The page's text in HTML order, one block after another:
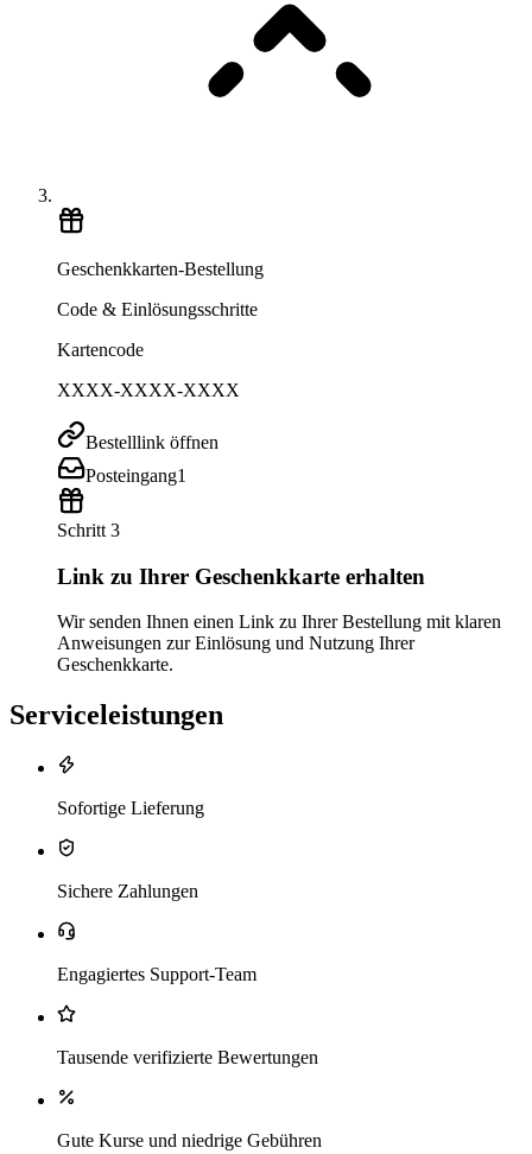
Geschenkkarten-Bestellung
Code & Einlösungsschritte
Kartencode
XXXX-XXXX-XXXX
Bestelllink öffnen
Posteingang1
Schritt 3
Link zu Ihrer Geschenkkarte erhalten
Wir senden Ihnen einen Link zu Ihrer Bestellung mit klaren
Anweisungen zur Einlösung und Nutzung Ihrer
Geschenkkarte.
Serviceleistungen
Sofortige Lieferung
Sichere Zahlungen
Engagiertes Support-Team
Tausende verifizierte Bewertungen
Gute Kurse und niedrige Gebühren